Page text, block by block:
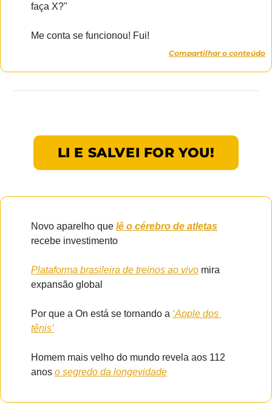
faça X?"
Me conta se funcionou! Fui!
Compartilhar o conteúdo
LI E SALVEI FOR YOU!
Novo aparelho que lê o cérebro de atletas
recebe investimento
Plataforma brasileira de treinos ao vivo mira
expansão global
Por que a On está se tornando a ‘Apple dos
tênis’
Homem mais velho do mundo revela aos 112
anos o segredo da longevidade